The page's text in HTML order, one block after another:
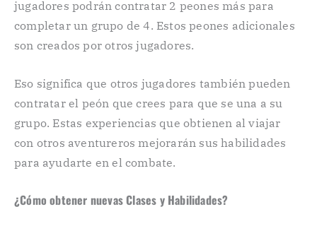
jugadores podrán contratar 2 peones más para
completar un grupo de 4. Estos peones adicionales
son creados por otros jugadores.
Eso significa que otros jugadores también pueden
contratar el peón que crees para que se una a su
grupo. Estas experiencias que obtienen al viajar
con otros aventureros mejorarán sus habilidades
para ayudarte en el combate.
¿Cómo obtener nuevas Clases y Habilidades?